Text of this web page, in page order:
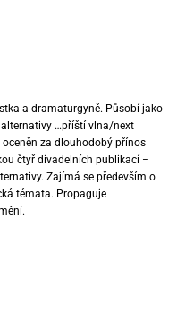
a dramaturgyně. Působí jako
…příští vlna/next
za dlouhodobý přínos
čtyř divadelních publikací –
Zajímá se především o
témata. Propaguje